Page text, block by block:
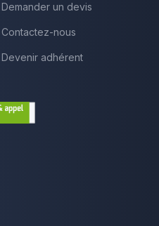
Demander un devis
Contactez-nous
Devenir adhérent